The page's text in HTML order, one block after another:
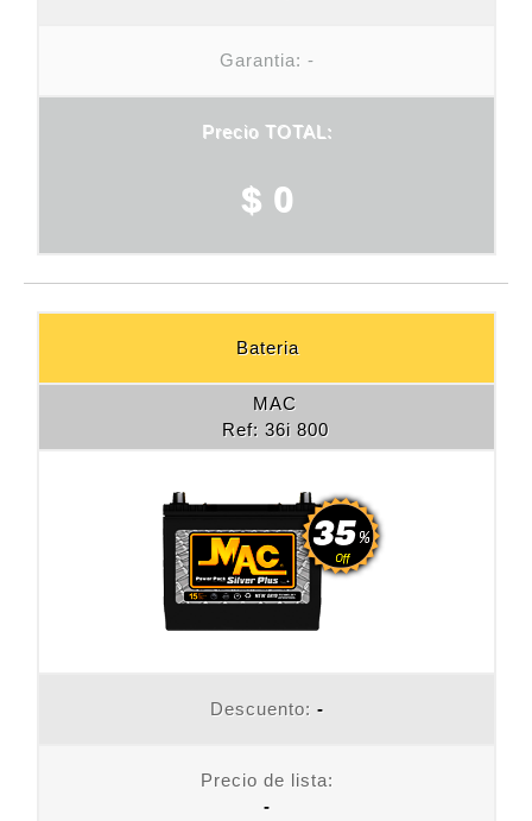
Garantia: -
Precio TOTAL:
$ 0
Bateria
MAC
Ref: 36i 800
Descuento: -
Precio de lista:
-